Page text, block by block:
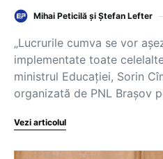
Mihai Peticilă și Ștefan Lefter
„Lucrurile cumva se vor
implementate toate
ministrul Educației, Sorin
organizată de PNL Brașov
Vezi articolul